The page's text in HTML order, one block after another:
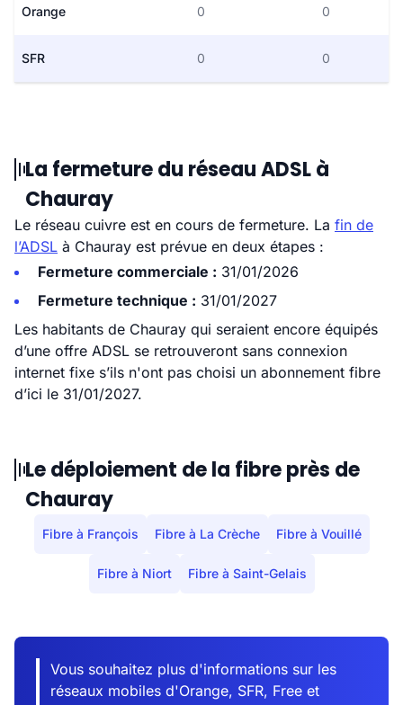
Orange 0 0
SFR 0 0
La fermeture du réseau ADSL à
Chauray
Le réseau cuivre est en cours de fermeture. La fin de
l’ADSL à Chauray est prévue en deux étapes :
Fermeture commerciale : 31/01/2026
Fermeture technique : 31/01/2027
Les habitants de Chauray qui seraient encore équipés
d’une offre ADSL se retrouveront sans connexion
internet fixe s’ils n'ont pas choisi un abonnement fibre
d’ici le 31/01/2027.
Le déploiement de la fibre près de
Chauray
Fibre à François Fibre à La Crèche Fibre à Vouillé
Fibre à Niort Fibre à Saint-Gelais
Vous souhaitez plus d'informations sur les
réseaux mobiles d'Orange, SFR, Free et